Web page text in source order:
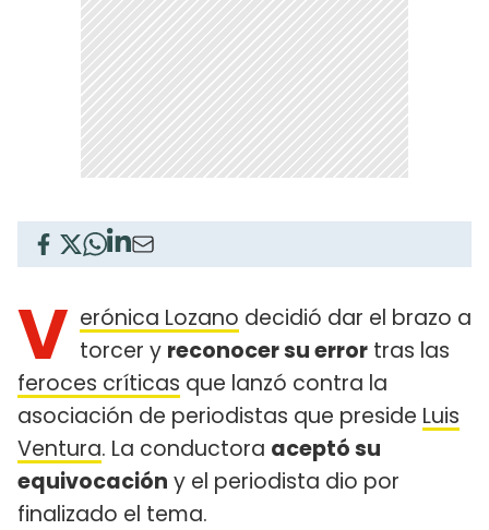
V erónica Lozano decidió dar el brazo a
torcer y reconocer su error tras las
feroces críticas que lanzó contra la
asociación de periodistas que preside Luis
Ventura. La conductora aceptó su
equivocación y el periodista dio por
finalizado el tema.